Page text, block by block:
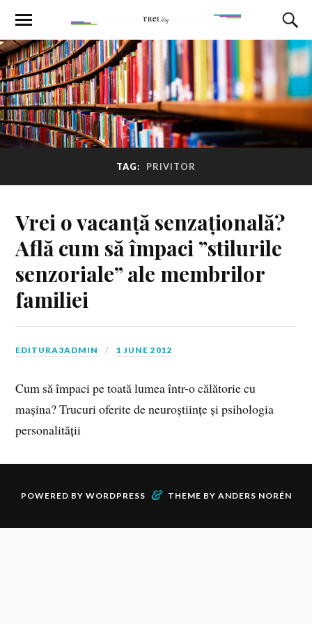
TAG: PRIVITOR
Vrei o vacanță senzațională?
Află cum să împaci ”stilurile
senzoriale” ale membrilor
familiei
EDITURA3ADMIN 1 JUNE 2012
Cum să împaci pe toată lumea într-o călătorie cu
mașina? Trucuri oferite de neuroștiințe și psihologia
personalității
POWERED BY WORDPRESS & THEME BY ANDERS NORÉN